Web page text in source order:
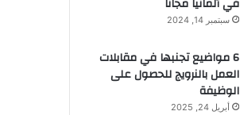
سبتمبر 14, 2024
6 مواضيع تجنبها في مقابلات
العمل بالنرويج للحصول على
الوظيفة
أبريل 24, 2025